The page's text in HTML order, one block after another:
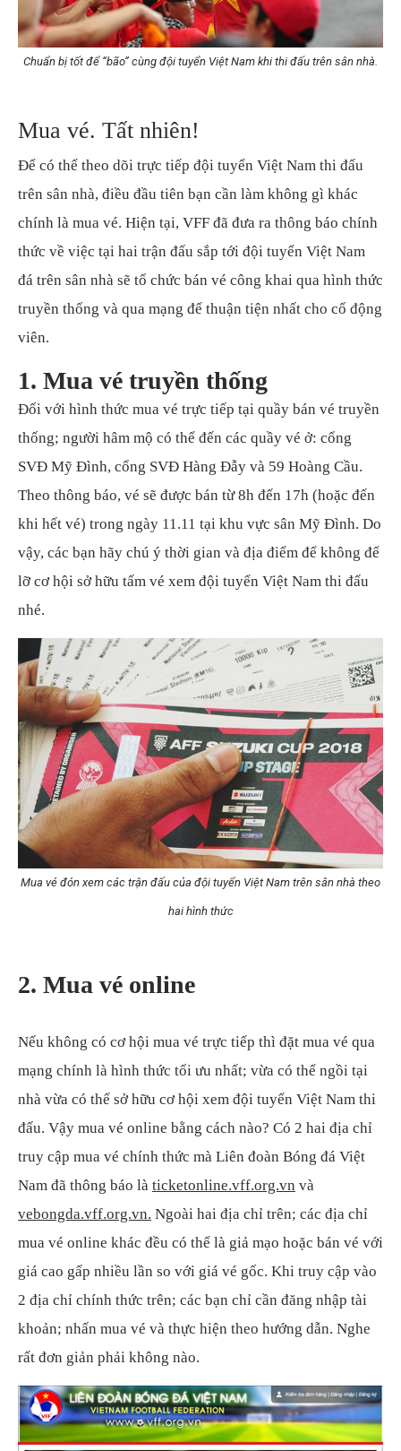
Chuẩn bị tốt để “bão” cùng đội tuyển Việt Nam khi thi đấu trên sân nhà.
Mua vé. Tất nhiên!
Để có thể theo dõi trực tiếp đội tuyển Việt Nam thi đấu
trên sân nhà, điều đầu tiên bạn cần làm không gì khác
chính là mua vé. Hiện tại, VFF đã đưa ra thông báo chính
thức về việc tại hai trận đấu sắp tới đội tuyển Việt Nam
đá trên sân nhà sẽ tổ chức bán vé công khai qua hình thức
truyền thống và qua mạng để thuận tiện nhất cho cổ động
viên.
1. Mua vé truyền thống
Đối với hình thức mua vé trực tiếp tại quầy bán vé truyền
thống; người hâm mộ có thể đến các quầy vé ở: cổng
SVĐ Mỹ Đình, cổng SVĐ Hàng Đẫy và 59 Hoàng Cầu.
Theo thông báo, vé sẽ được bán từ 8h đến 17h (hoặc đến
khi hết vé) trong ngày 11.11 tại khu vực sân Mỹ Đình. Do
vậy, các bạn hãy chú ý thời gian và địa điểm để không để
lỡ cơ hội sở hữu tấm vé xem đội tuyển Việt Nam thi đấu
nhé.
Mua vé đón xem các trận đấu của đội tuyển Việt Nam trên sân nhà theo
hai hình thức
2. Mua vé online
Nếu không có cơ hội mua vé trực tiếp thì đặt mua vé qua
mạng chính là hình thức tối ưu nhất; vừa có thể ngồi tại
nhà vừa có thể sở hữu cơ hội xem đội tuyển Việt Nam thi
đấu. Vậy mua vé online bằng cách nào? Có 2 hai địa chỉ
truy cập mua vé chính thức mà Liên đoàn Bóng đá Việt
Nam đã thông báo là ticketonline.vff.org.vn và
vebongda.vff.org.vn. Ngoài hai địa chỉ trên; các địa chỉ
mua vé online khác đều có thể là giả mạo hoặc bán vé với
giá cao gấp nhiều lần so với giá vé gốc. Khi truy cập vào
2 địa chỉ chính thức trên; các bạn chỉ cần đăng nhập tài
khoản; nhấn mua vé và thực hiện theo hướng dẫn. Nghe
rất đơn giản phải không nào.